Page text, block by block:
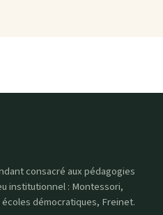
consacré aux pédagogies
institutionnel : Montessori,
démocratiques, Freinet.